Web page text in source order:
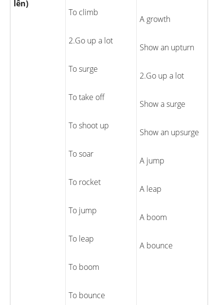
lên)
To climb
2.Go up a lot
To surge
To take off
To shoot up
To soar
To rocket
To jump
To leap
To boom
To bounce
A growth
Show an upturn
2.Go up a lot
Show a surge
Show an upsurge
A jump
A leap
A boom
A bounce